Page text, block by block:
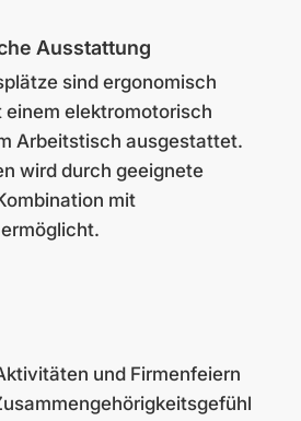
Aus­stat­tung
sind ergonomisch
elektromotorisch
Arbeits­tisch ausgestattet.
wird durch geeignete
mit
und Firmenfeiern